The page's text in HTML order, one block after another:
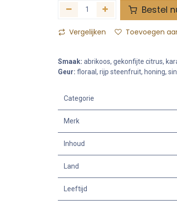
Bestel
Vergelijken Toevoegen
Smaak: abrikoos, gekonfijte citrus,
Geur: floraal, rijp steenfruit, honing,
Categorie
Merk
Inhoud
Land
Leeftijd